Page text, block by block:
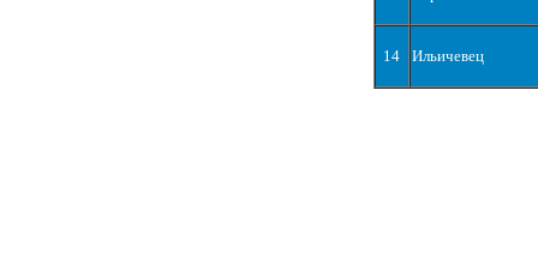
14 Ильичевец